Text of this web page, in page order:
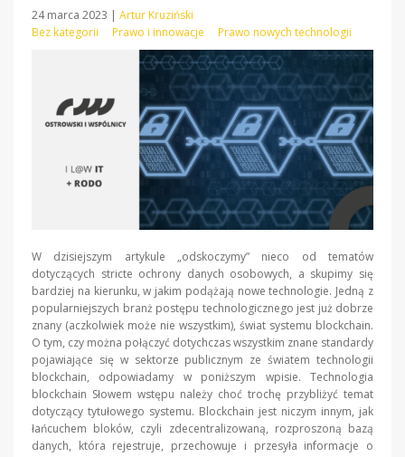
24 marca 2023 | Artur Kruziński
Bez kategorii
Prawo i innowacje Prawo nowych technologii
W dzisiejszym artykule „odskoczymy” nieco od tematów
dotyczących stricte ochrony danych osobowych, a skupimy się
bardziej na kierunku, w jakim podążają nowe technologie. Jedną z
popularniejszych branż postępu technologicznego jest już dobrze
znany (aczkolwiek może nie wszystkim), świat systemu blockchain.
O tym, czy można połączyć dotychczas wszystkim znane standardy
pojawiające się w sektorze publicznym ze światem technologii
blockchain, odpowiadamy w poniższym wpisie. Technologia
blockchain Słowem wstępu należy choć trochę przybliżyć temat
dotyczący tytułowego systemu. Blockchain jest niczym innym, jak
łańcuchem bloków, czyli zdecentralizowaną, rozproszoną bazą
danych, która rejestruje, przechowuje i przesyła informacje o